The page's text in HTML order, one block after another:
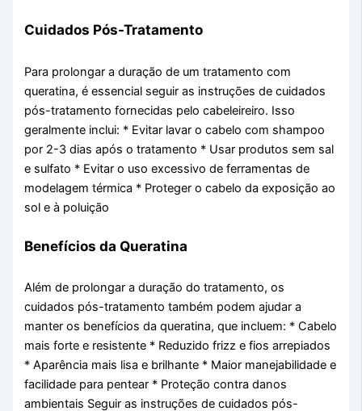
Cuidados Pós-Tratamento
Para prolongar a duração de um tratamento com
queratina, é essencial seguir as instruções de cuidados
pós-tratamento fornecidas pelo cabeleireiro. Isso
geralmente inclui: * Evitar lavar o cabelo com shampoo
por 2-3 dias após o tratamento * Usar produtos sem sal
e sulfato * Evitar o uso excessivo de ferramentas de
modelagem térmica * Proteger o cabelo da exposição ao
sol e à poluição
Benefícios da Queratina
Além de prolongar a duração do tratamento, os
cuidados pós-tratamento também podem ajudar a
manter os benefícios da queratina, que incluem: * Cabelo
mais forte e resistente * Reduzido frizz e fios arrepiados
* Aparência mais lisa e brilhante * Maior manejabilidade e
facilidade para pentear * Proteção contra danos
ambientais Seguir as instruções de cuidados pós-